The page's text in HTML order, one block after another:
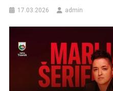
17.03.2026 admin